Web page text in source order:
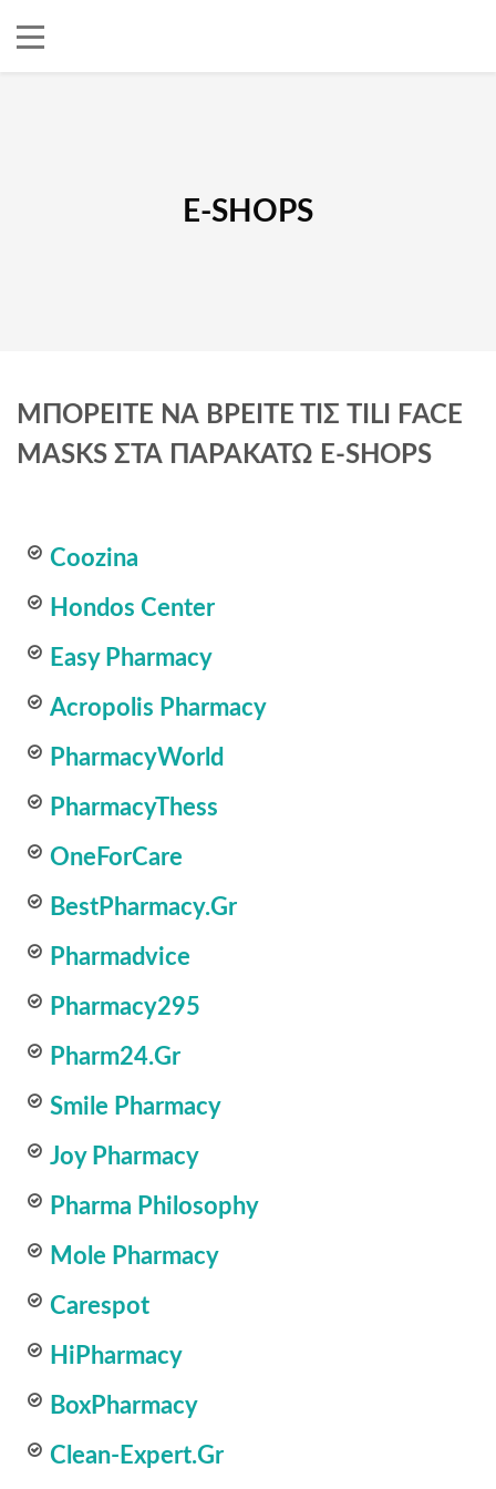
E-SHOPS
ΜΠΟΡΕΊΤΕ ΝΑ ΒΡΕΊΤΕ ΤΙΣ TILI FACE
MASKS ΣΤΑ ΠΑΡΑΚΆΤΩ E-SHOPS
Coozina
Hondos Center
Easy Pharmacy
Acropolis Pharmacy
PharmacyWorld
PharmacyThess
OneForCare
BestPharmacy.gr
Pharmadvice
Pharmacy295
Pharm24.gr
Smile Pharmacy
Joy Pharmacy
Pharma Philosophy
Mole Pharmacy
Carespot
HiPharmacy
BoxPharmacy
Clean-Expert.Gr